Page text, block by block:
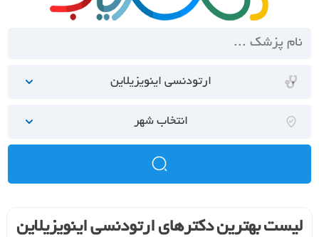
ارتودنسی اینویزیلاین
انتخاب شهر
لیست بهترین دکترهای ارتودنسی اینویزیلاین